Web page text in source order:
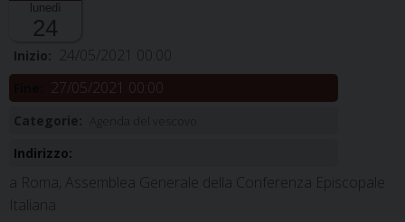
lunedì
24
Inizio: 24/05/2021 00:00
27/05/2021 00:00
Categorie:
Indirizzo:
a Roma, Assemblea Generale della Conferenza Episcopale
Italiana